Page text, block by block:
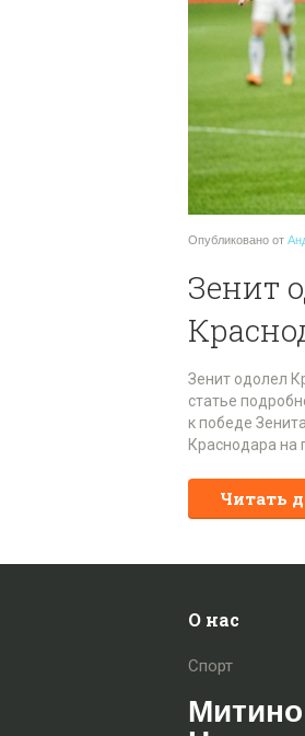
Опубликовано от
Зенит
Зенит одолел
статье
к победе
Краснодара на
Читать
О нас
Спорт